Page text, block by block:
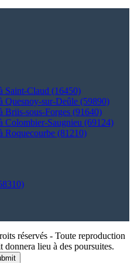
Saint-Claud (16450)
Quesnoy-sur-Deûle (59890)
Briis-sous-Forges (91640)
Colombier-Saugnieu (69124)
Roquecourbe (81210)
réservés - Toute reproduction
donnera lieu à des poursuites.